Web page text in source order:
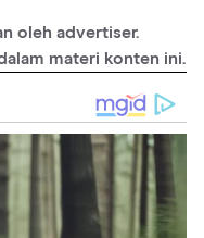
oleh advertiser.
materi konten ini.